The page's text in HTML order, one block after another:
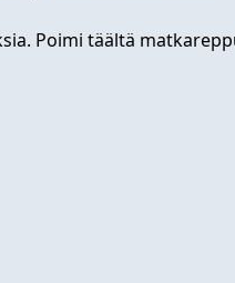
Poimi täältä